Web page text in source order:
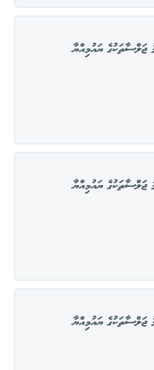
ޖަލްސާތަކުގެ ޔައުމިއްޔާ
ޖަލްސާތަކުގެ ޔައުމިއްޔާ
ޖަލްސާތަކުގެ ޔައުމިއްޔާ